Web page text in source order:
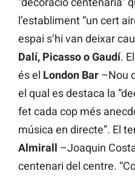
l’establiment “un cert
espai s’hi van deixar
Dalí, Picasso o Gaudí.
és el London Bar –Nou
el qual es destaca la
fet cada cop més
música en directe”. El
Almirall –Joaquin
centenari del centre.